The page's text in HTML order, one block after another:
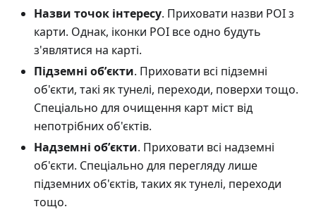
Назви точок інтересу. Приховати назви POI з
карти. Однак, іконки POI все одно будуть
з'являтися на карті.
Підземні обʼєкти. Приховати всі підземні
об'єкти, такі як тунелі, переходи, поверхи тощо.
Спеціально для очищення карт міст від
непотрібних об'єктів.
Надземні обʼєкти. Приховати всі надземні
об'єкти. Спеціально для перегляду лише
підземних об'єктів, таких як тунелі, переходи
тощо.